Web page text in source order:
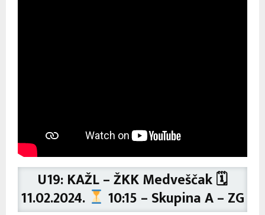
U19: KAŽL – ŽKK Medveščak 🗓
11.02.2024. 10:15 – Skupina A – ZG